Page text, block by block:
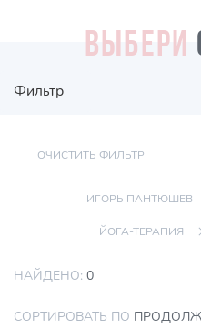
ВЫБЕРИ
Фильтр
ОЧИСТИТЬ ФИЛЬТР
ИГОРЬ ПАНТЮШЕВ
ЙОГА-ТЕРАПИЯ
НАЙДЕНО: 0
СОРТИРОВАТЬ ПО